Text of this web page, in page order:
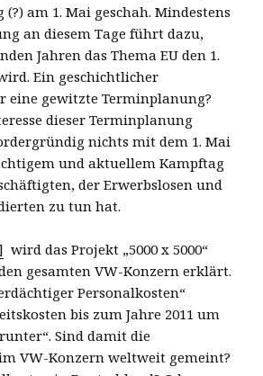
am 1. Mai geschah. Mindestens
an diesem Tage führt dazu,
Jahren das Thema EU den 1.
Ein geschichtlicher
eine gewitzte Terminplanung?
dieser Terminplanung
nichts mit dem 1. Mai
und aktuellem Kampftag
der Erwerbslosen und
zu tun hat.
wird das Projekt „5000 x 5000“
gesamten VW-Konzern erklärt.
Personalkosten“
bis zum Jahre 2011 um
Sind damit die
VW-Konzern weltweit gemeint?